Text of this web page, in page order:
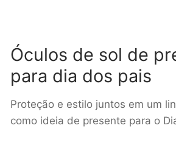
Óculos de sol de
para dia dos pais
Proteção e estilo juntos em um
como ideia de presente para o